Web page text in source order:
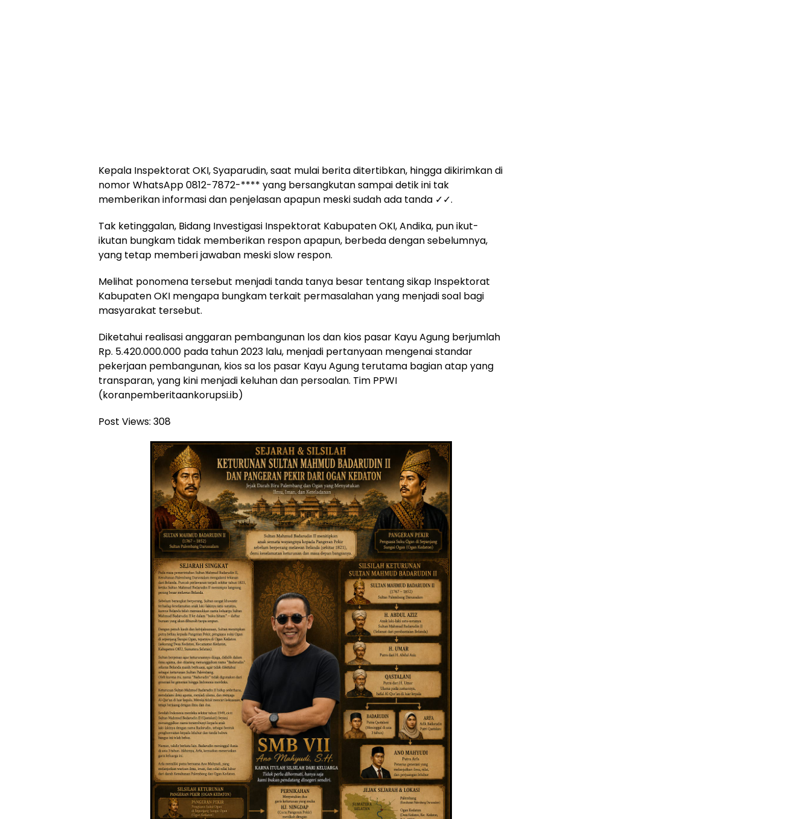
Kepala Inspektorat OKI, Syaparudin, saat mulai berita ditertibkan, hingga dikirimkan di
nomor WhatsApp 0812-7872-**** yang bersangkutan sampai detik ini tak
memberikan informasi dan penjelasan apapun meski sudah ada tanda ✓✓.
Tak ketinggalan, Bidang Investigasi Inspektorat Kabupaten OKI, Andika, pun ikut-
ikutan bungkam tidak memberikan respon apapun, berbeda dengan sebelumnya,
yang tetap memberi jawaban meski slow respon.
Melihat ponomena tersebut menjadi tanda tanya besar tentang sikap Inspektorat
Kabupaten OKI mengapa bungkam terkait permasalahan yang menjadi soal bagi
masyarakat tersebut.
Diketahui realisasi anggaran pembangunan los dan kios pasar Kayu Agung berjumlah
Rp. 5.420.000.000 pada tahun 2023 lalu, menjadi pertanyaan mengenai standar
pekerjaan pembangunan, kios sa los pasar Kayu Agung terutama bagian atap yang
transparan, yang kini menjadi keluhan dan persoalan. Tim PPWI
(koranpemberitaankorupsi.ib)
Post Views: 308